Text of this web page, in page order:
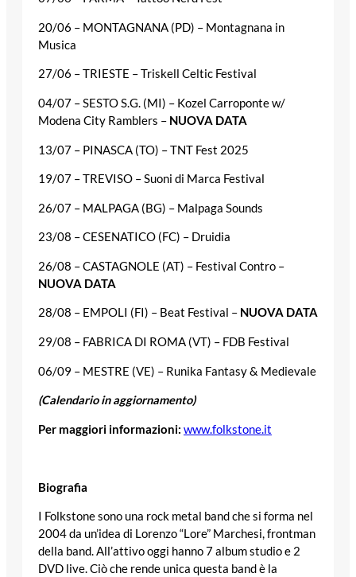
20/06 – MONTAGNANA (PD) – Montagnana in
Musica
27/06 – TRIESTE – Triskell Celtic Festival
04/07 – SESTO S.G. (MI) – Kozel Carroponte w/
Modena City Ramblers – NUOVA DATA
13/07 – PINASCA (TO) – TNT Fest 2025
19/07 – TREVISO – Suoni di Marca Festival
26/07 – MALPAGA (BG) – Malpaga Sounds
23/08 – CESENATICO (FC) – Druidia
26/08 – CASTAGNOLE (AT) – Festival Contro –
NUOVA DATA
28/08 – EMPOLI (FI) – Beat Festival – NUOVA DATA
29/08 – FABRICA DI ROMA (VT) – FDB Festival
06/09 – MESTRE (VE) – Runika Fantasy & Medievale
(Calendario in aggiornamento)
Per maggiori informazioni: www.folkstone.it
Biografia
I Folkstone sono una rock metal band che si forma nel
2004 da un’idea di Lorenzo “Lore” Marchesi, frontman
della band. All’attivo oggi hanno 7 album studio e 2
DVD live. Ciò che rende unica questa band è la